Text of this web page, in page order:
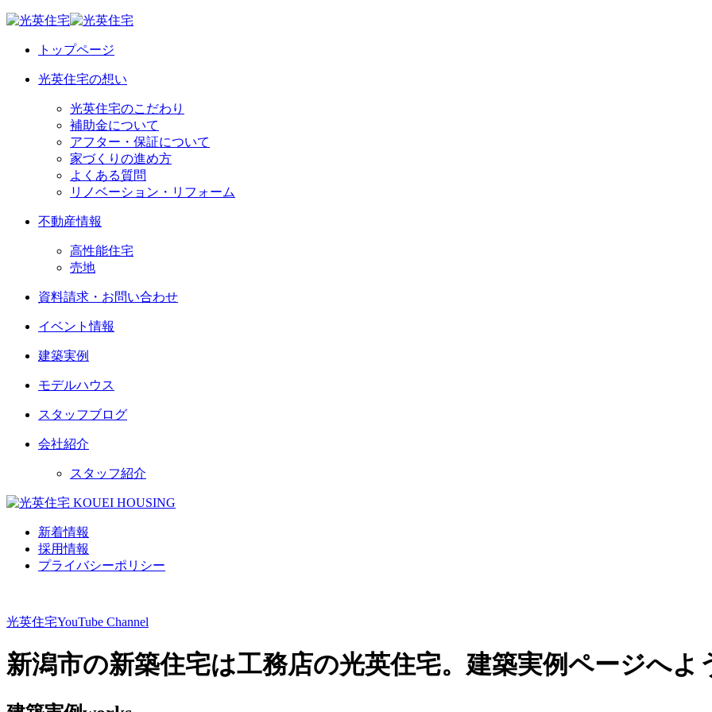
トップページ
光英住宅の想い
光英住宅のこだわり
補助金について
アフター・保証について
家づくりの進め方
よくある質問
リノベーション・リフォーム
不動産情報
高性能住宅
売地
資料請求・お問い合わせ
イベント情報
建築実例
モデルハウス
スタッフブログ
会社紹介
スタッフ紹介
新着情報
採用情報
プライバシーポリシー
光英住宅YouTube Channel
新潟市の新築住宅は工務店の光英住宅。建築実例ページへよ